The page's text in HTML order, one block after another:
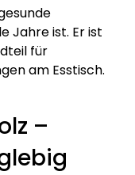
Jahre ist. Er ist
für
am Esstisch.
–